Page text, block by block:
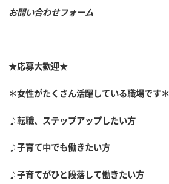
お問い合わせフォーム
★応募大歓迎★
＊女性がたくさん活躍している職場です＊
♪転職、ステップアップしたい方
♪子育て中でも働きたい方
♪子育てがひと段落して働きたい方